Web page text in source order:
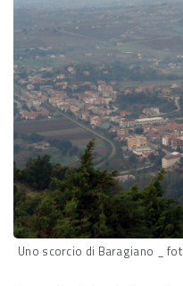
Uno scorcio di Baragiano _